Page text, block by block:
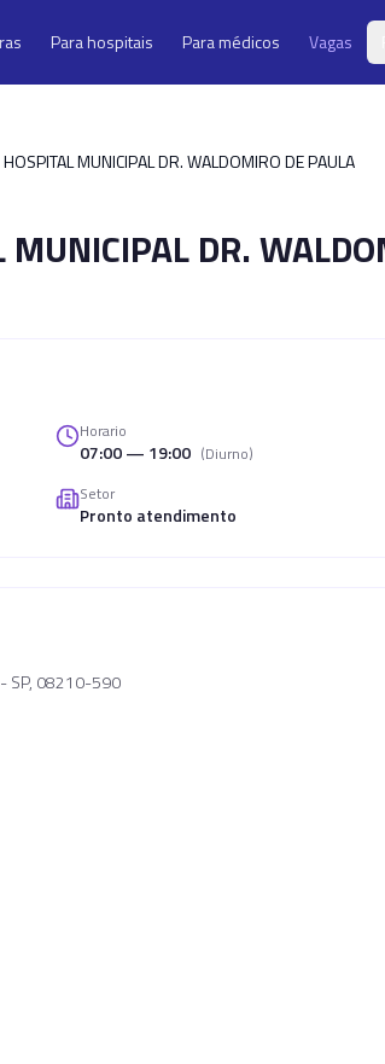
Para hospitais Para médicos Vagas
MUNICIPAL DR. WALDOMIRO DE PAULA
MUNICIPAL DR.
Horario
07:00 — 19:00 (Diurno)
Setor
Pronto atendimento
SP, 08210-590